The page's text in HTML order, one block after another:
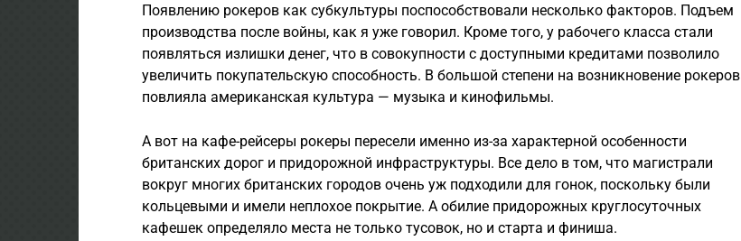
Появлению рокеров как субкультуры поспособствовали несколько факторов. Подъем
производства после войны, как я уже говорил. Кроме того, у рабочего класса стали
появляться излишки денег, что в совокупности с доступными кредитами позволило
увеличить покупательскую способность. В большой степени на возникновение рокеров
повлияла американская культура — музыка и кинофильмы.
А вот на кафе-рейсеры рокеры пересели именно из-за характерной особенности
британских дорог и придорожной инфраструктуры. Все дело в том, что магистрали
вокруг многих британских городов очень уж подходили для гонок, поскольку были
кольцевыми и имели неплохое покрытие. А обилие придорожных круглосуточных
кафешек определяло места не только тусовок, но и старта и финиша.